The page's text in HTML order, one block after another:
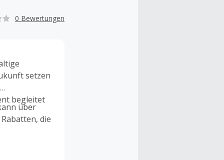
0 Bewertungen
setzen
begleitet
über
die